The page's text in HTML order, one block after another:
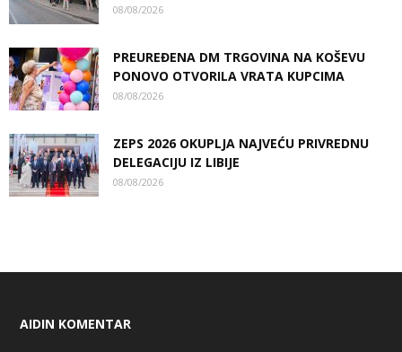
08/08/2026
PREUREĐENA DM TRGOVINA NA KOŠEVU
PONOVO OTVORILA VRATA KUPCIMA
08/08/2026
ZEPS 2026 OKUPLJA NAJVEĆU PRIVREDNU
DELEGACIJU IZ LIBIJE
08/08/2026
AIDIN KOMENTAR